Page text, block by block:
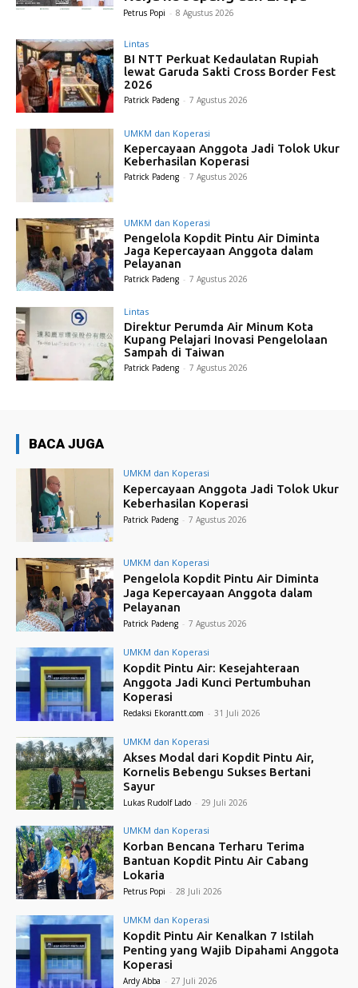
Petrus Popi - 8 Agustus 2026
Lintas
BI NTT Perkuat Kedaulatan Rupiah
lewat Garuda Sakti Cross Border Fest
2026
Patrick Padeng - 7 Agustus 2026
UMKM dan Koperasi
Kepercayaan Anggota Jadi Tolok Ukur
Keberhasilan Koperasi
Patrick Padeng - 7 Agustus 2026
UMKM dan Koperasi
Pengelola Kopdit Pintu Air Diminta
Jaga Kepercayaan Anggota dalam
Pelayanan
Patrick Padeng - 7 Agustus 2026
Lintas
Direktur Perumda Air Minum Kota
Kupang Pelajari Inovasi Pengelolaan
Sampah di Taiwan
Patrick Padeng - 7 Agustus 2026
BACA JUGA
UMKM dan Koperasi
Kepercayaan Anggota Jadi Tolok Ukur
Keberhasilan Koperasi
Patrick Padeng - 7 Agustus 2026
UMKM dan Koperasi
Pengelola Kopdit Pintu Air Diminta
Jaga Kepercayaan Anggota dalam
Pelayanan
Patrick Padeng - 7 Agustus 2026
UMKM dan Koperasi
Kopdit Pintu Air: Kesejahteraan
Anggota Jadi Kunci Pertumbuhan
Koperasi
Redaksi Ekorantt.com - 31 Juli 2026
UMKM dan Koperasi
Akses Modal dari Kopdit Pintu Air,
Kornelis Bebengu Sukses Bertani
Sayur
Lukas Rudolf Lado - 29 Juli 2026
UMKM dan Koperasi
Korban Bencana Terharu Terima
Bantuan Kopdit Pintu Air Cabang
Lokaria
Petrus Popi - 28 Juli 2026
UMKM dan Koperasi
Kopdit Pintu Air Kenalkan 7 Istilah
Penting yang Wajib Dipahami Anggota
Koperasi
Ardy Abba - 27 Juli 2026